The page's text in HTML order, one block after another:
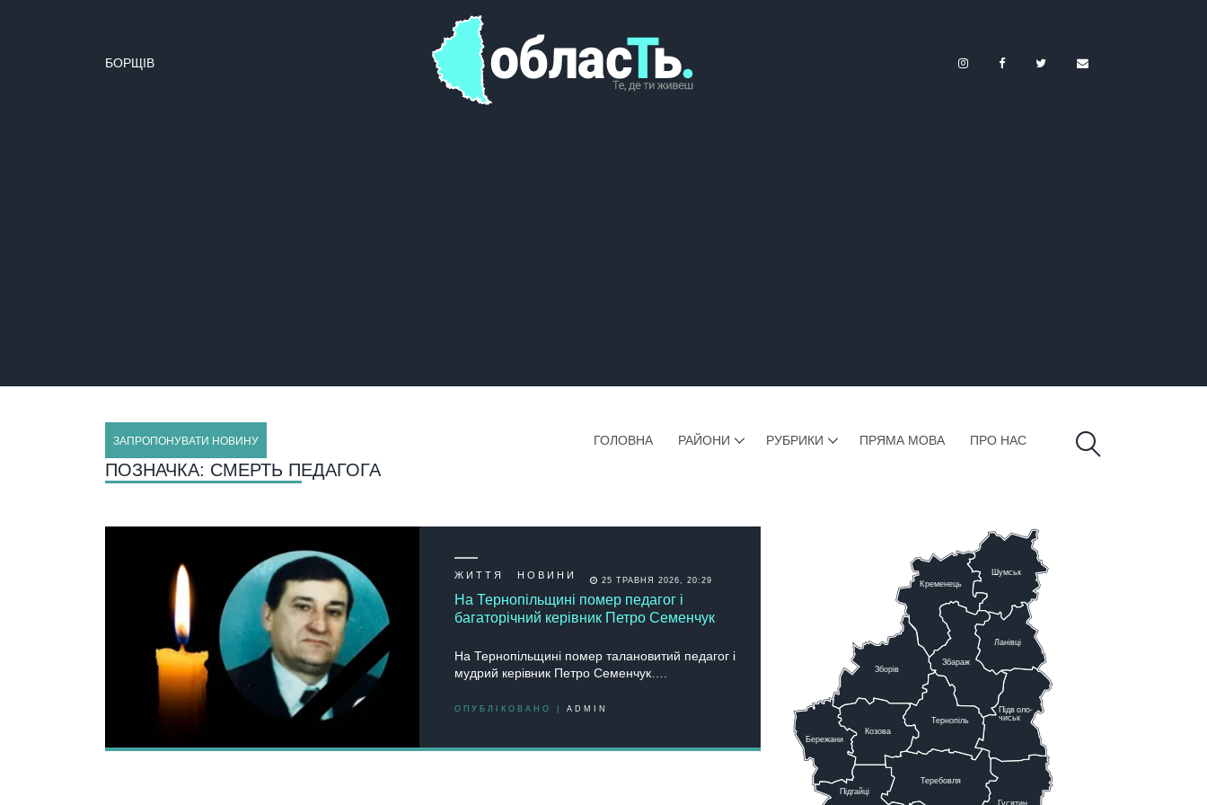
БОРЩІВ
ЗАПРОПОНУВАТИ НОВИНУ ГОЛОВНА РАЙОНИ РУБРИКИ ПРЯМА МОВА ПРО НАС
ПОЗНАЧКА: СМЕРТЬ ПЕДАГОГА
ЖИТТЯ НОВИНИ 25 ТРАВНЯ 2026, 20:29
На Тернопільщині помер педагог і
багаторічний керівник Петро Семенчук
На Тернопільщині помер талановитий педагог і
мудрий керівник Петро Семенчук….
ОПУБЛІКОВАНО | ADMIN
Тернопіль
Теребовля
Підволо-
чиськ
Ланівці
Збараж
Шумськ
Кременець
Козова
Бережани
Підгайці
Зборів